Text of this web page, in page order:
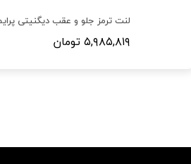
۵,۹۸۵,۸۱۹ تومان